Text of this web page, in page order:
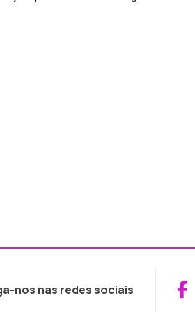
nos nas redes sociais